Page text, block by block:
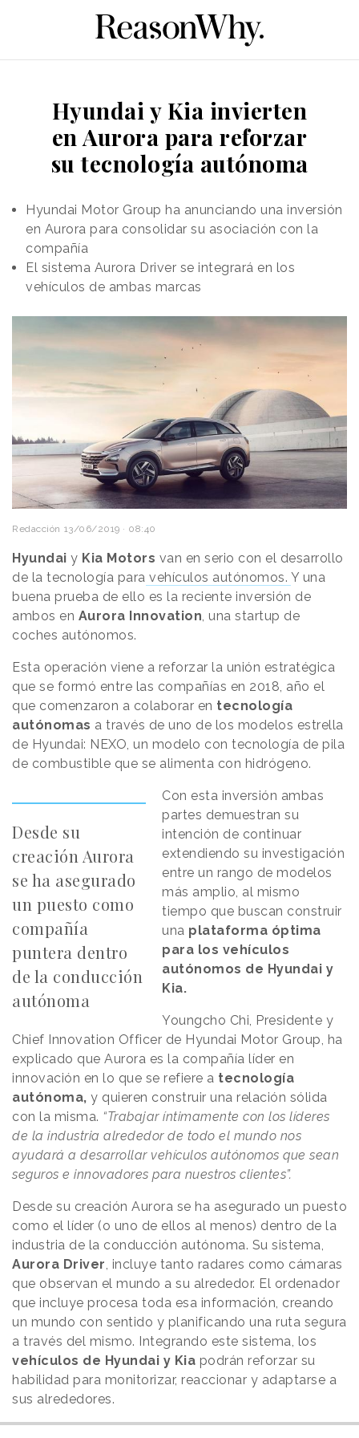
Hyundai y Kia invierten
en Aurora para reforzar
su tecnología autónoma
Hyundai Motor Group ha anunciando una inversión
en Aurora para consolidar su asociación con la
compañía
El sistema Aurora Driver se integrará en los
vehículos de ambas marcas
Redacción 13/06/2019 · 08:40
Hyundai y Kia Motors van en serio con el desarrollo
de la tecnología para vehículos autónomos. Y una
buena prueba de ello es la reciente inversión de
ambos en Aurora Innovation, una startup de
coches autónomos.
Esta operación viene a reforzar la unión estratégica
que se formó entre las compañías en 2018, año el
que comenzaron a colaborar en tecnología
autónomas a través de uno de los modelos estrella
de Hyundai: NEXO, un modelo con tecnología de pila
de combustible que se alimenta con hidrógeno.
Desde su
creación Aurora
se ha asegurado
un puesto como
compañía
puntera dentro
de la conducción
autónoma
Con esta inversión ambas
partes demuestran su
intención de continuar
extendiendo su investigación
entre un rango de modelos
más amplio, al mismo
tiempo que buscan construir
una plataforma óptima
para los vehículos
autónomos de Hyundai y
Kia.
Youngcho Chi, Presidente y
Chief Innovation Officer de Hyundai Motor Group, ha
explicado que Aurora es la compañía líder en
innovación en lo que se refiere a tecnología
autónoma, y quieren construir una relación sólida
con la misma. “Trabajar íntimamente con los líderes
de la industria alrededor de todo el mundo nos
ayudará a desarrollar vehículos autónomos que sean
seguros e innovadores para nuestros clientes”.
Desde su creación Aurora se ha asegurado un puesto
como el líder (o uno de ellos al menos) dentro de la
industria de la conducción autónoma. Su sistema,
Aurora Driver, incluye tanto radares como cámaras
que observan el mundo a su alrededor. El ordenador
que incluye procesa toda esa información, creando
un mundo con sentido y planificando una ruta segura
a través del mismo. Integrando este sistema, los
vehículos de Hyundai y Kia podrán reforzar su
habilidad para monitorizar, reaccionar y adaptarse a
sus alrededores.